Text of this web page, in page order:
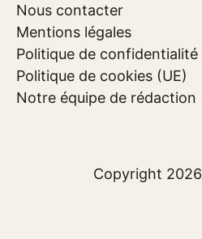
Nous contacter
Mentions légales
Politique de confidentialité
Politique de cookies (UE)
Notre équipe de rédaction
Copyright 2026